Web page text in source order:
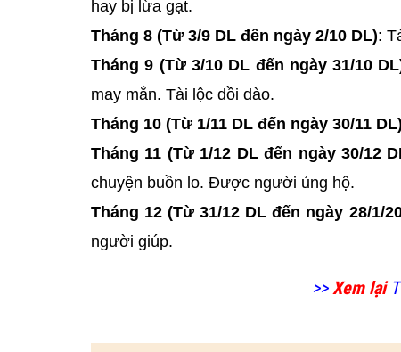
hay bị lừa gạt.
Tháng 8 (Từ 3/9 DL đến ngày 2/10 DL):
Tháng 9 (Từ 3/10 DL đến ngày 31/10
may mắn. Tài lộc dồi dào.
Tháng 10 (Từ 1/11 DL đến ngày 30/11 DL)
Tháng 11 (Từ 1/12 DL đến ngày 30/12
chuyện buồn lo. Được người ủng hộ.
Tháng 12 (Từ 31/12 DL đến ngày 28/1/
người giúp.
>>Xem lại